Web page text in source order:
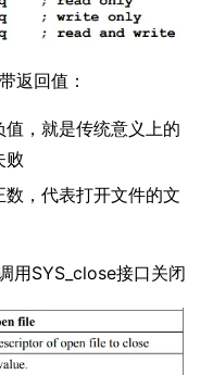
返回值：
，就是传统意义上的
败
，代表打开文件的文
用SYS_close接口关闭